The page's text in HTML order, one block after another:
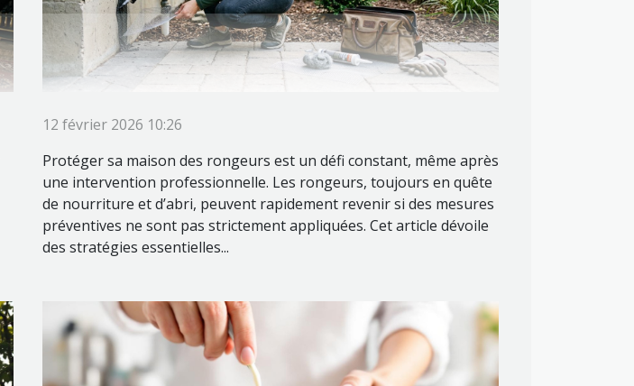
12 février 2026 10:26
Protéger sa maison des rongeurs est un défi constant, même après
une intervention professionnelle. Les rongeurs, toujours en quête
de nourriture et d’abri, peuvent rapidement revenir si des mesures
préventives ne sont pas strictement appliquées. Cet article dévoile
des stratégies essentielles...